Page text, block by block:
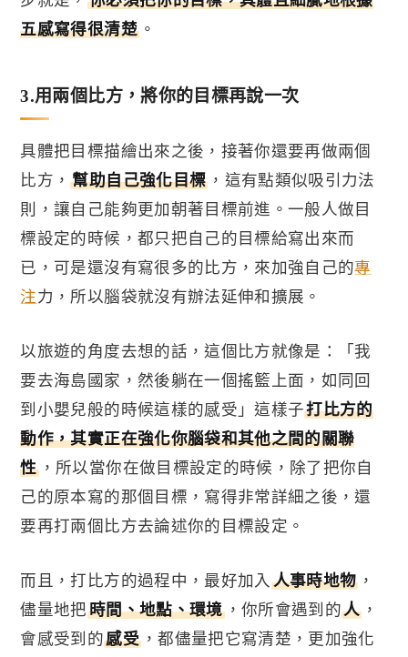
五感寫得很清楚。
3.用兩個比方，將你的目標再說一次
具體把目標描繪出來之後，接著你還要再做兩個
比方，幫助自己強化目標 ，這有點類似吸引力法
則，讓自己能夠更加朝著目標前進。一般人做目
標設定的時候，都只把自己的目標給寫出來而
已，可是還沒有寫很多的比方，來加強自己的專
注力，所以腦袋就沒有辦法延伸和擴展。
以旅遊的角度去想的話，這個比方就像是：「我
要去海島國家，然後躺在一個搖籃上面，如同回
到小嬰兒般的時候這樣的感受」這樣子打比方的
動作，其實正在強化你腦袋和其他之間的關聯
性，所以當你在做目標設定的時候，除了把你自
己的原本寫的那個目標，寫得非常詳細之後，還
要再打兩個比方去論述你的目標設定。
而且，打比方的過程中，最好加入 人事時地物 ，
儘量地把時間、地點、環境，你所會遇到的人 ，
會感受到的感受，都儘量把它寫清楚，更加強化